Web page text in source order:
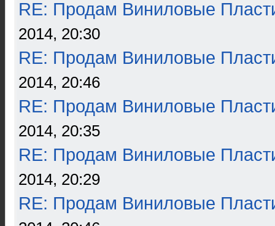
RE: Продам Виниловые
2014, 20:30
RE: Продам Виниловые
2014, 20:46
RE: Продам Виниловые
2014, 20:35
RE: Продам Виниловые
2014, 20:29
RE: Продам Виниловые